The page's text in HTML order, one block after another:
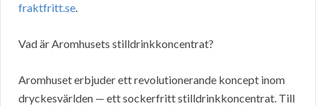
fraktfritt.se.
Vad är Aromhusets stilldrinkkoncentrat?
Aromhuset erbjuder ett revolutionerande koncept inom
dryckesvärlden — ett sockerfritt stilldrinkkoncentrat. Till